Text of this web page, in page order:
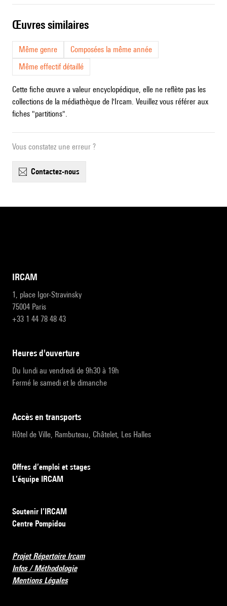
œuvres similaires
Même genre
Composées la même année
Même effectif détaillé
Cette fiche œuvre a valeur encyclopédique, elle ne reflète pas les
collections de la médiathèque de l'Ircam. Veuillez vous référer aux
fiches "partitions".
Vous constatez une erreur ?
contactez-nous
IRCAM
1, place Igor-Stravinsky
75004 Paris
+33 1 44 78 48 43
heures d'ouverture
Du lundi au vendredi de 9h30 à 19h
Fermé le samedi et le dimanche
accès en transports
Hôtel de Ville, Rambuteau, Châtelet, Les Halles
Offres d’emploi et stages
L’équipe IRCAM
Soutenir l’IRCAM
Centre Pompidou
Projet Répertoire Ircam
Infos / Méthodologie
Mentions Légales